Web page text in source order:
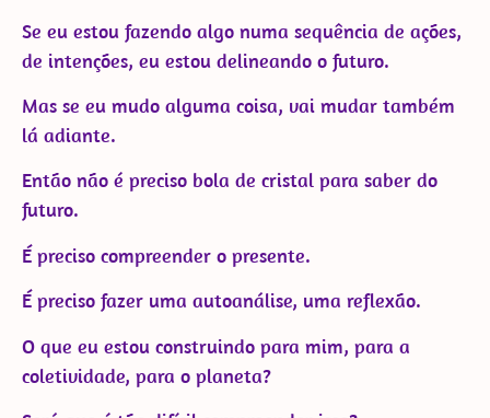
Se eu estou fazendo algo numa sequência de ações,
de intenções, eu estou delineando o futuro.
Mas se eu mudo alguma coisa, vai mudar também
lá adiante.
Então não é preciso bola de cristal para saber do
futuro.
É preciso compreender o presente.
É preciso fazer uma autoanálise, uma reflexão.
O que eu estou construindo para mim, para a
coletividade, para o planeta?